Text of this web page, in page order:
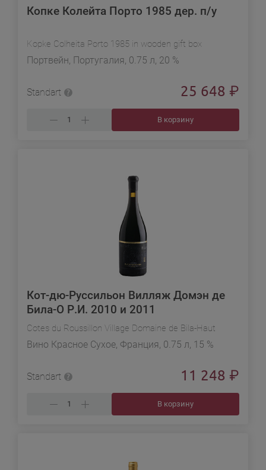
Копке Колейта Порто 1985 дер. п/у
Kopke Colheita Porto 1985 in wooden gift box
Портвейн, Португалия, 0.75 л, 20 %
Standart 25 648 ₽
В корзину
Кот-дю-Руссильон Вилляж Домэн де
Била-О Р.И. 2010 и 2011
Cotes du Roussillon Village Domaine de Bila-Haut
Вино Красное Сухое, Франция, 0.75 л, 15 %
Standart 11 248 ₽
В корзину